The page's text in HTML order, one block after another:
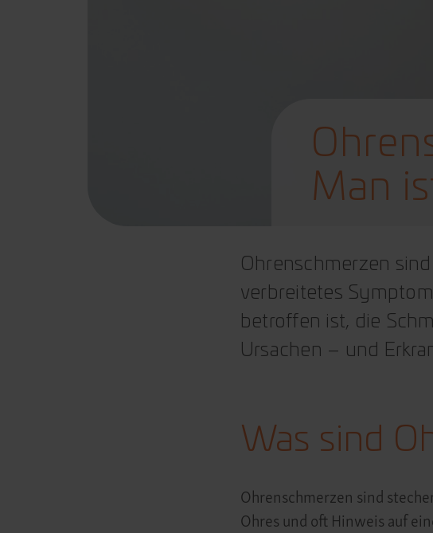
Man
Ohrenschmerzen
verbreitetes
betroffen ist, die
Ursachen – und
Was sind
Ohrenschmerzen sind
Ohres und oft Hinweis auf